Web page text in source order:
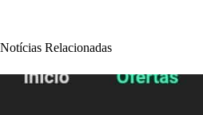
Notícias Relacionadas